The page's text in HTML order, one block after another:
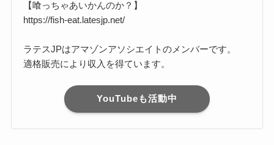
【喰っちゃあいかんのか？】
https://fish-eat.latesjp.net/
ラテスJPはアマゾンアソシエイトのメンバーです。
適格販売により収入を得ています。
YouTubeも活動中